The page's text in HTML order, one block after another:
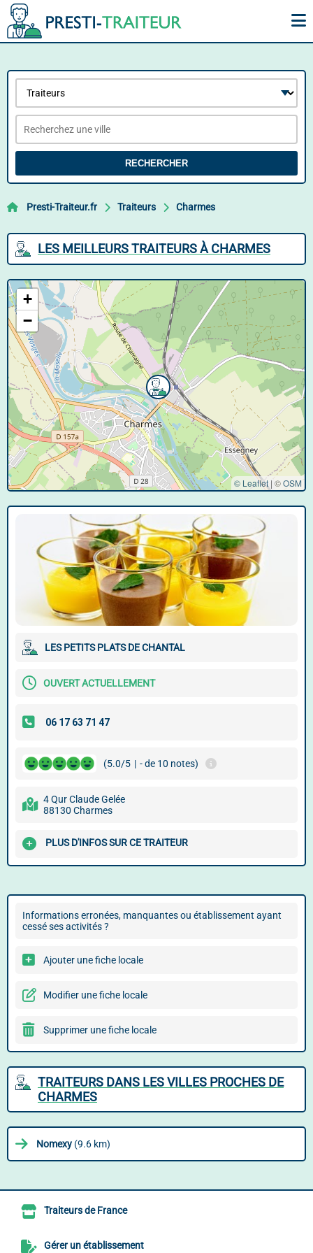
RECHERCHER
Presti-Traiteur.fr Traiteurs Charmes
LES MEILLEURS TRAITEURS À CHARMES
+
−
© Leaflet | ©OSM
LES PETITS PLATS DE CHANTAL
OUVERT ACTUELLEMENT
(5.0/5 | - de 10 notes)
4 Qur Claude Gelée
88130 Charmes
PLUS D'INFOS SUR CE TRAITEUR
Informations erronées, manquantes ou établissement ayant
cessé ses activités ?
Ajouter une fiche locale
Modifier une fiche locale
Supprimer une fiche locale
TRAITEURS DANS LES VILLES PROCHES DE
CHARMES
Nomexy (9.6 km)
Traiteurs de France
Gérer un établissement